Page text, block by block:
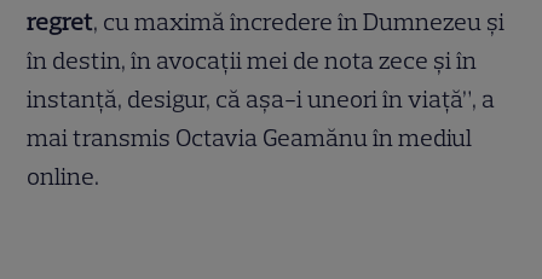
regret, cu maximă încredere în Dumnezeu și
în destin, în avocații mei de nota zece și în
instanță, desigur, că așa-i uneori în viață”, a
mai transmis Octavia Geamănu în mediul
online.